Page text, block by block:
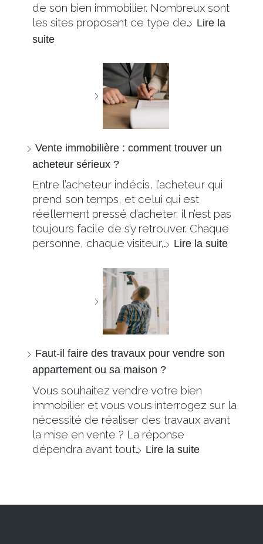
de son bien immobilier. Nombreux sont
les sites proposant ce type de… Lire la
suite
Vente immobilière : comment trouver un
acheteur sérieux ?
Entre l’acheteur indécis, l’acheteur qui
prend son temps, et celui qui est
réellement pressé d’acheter, il n’est pas
toujours facile de s’y retrouver. Chaque
personne, chaque visiteur,… Lire la suite
Faut-il faire des travaux pour vendre son
appartement ou sa maison ?
Vous souhaitez vendre votre bien
immobilier et vous vous interrogez sur la
nécessité de réaliser des travaux avant
la mise en vente ? La réponse
dépendra avant tout… Lire la suite